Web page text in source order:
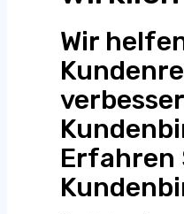
Wir
Erfahren